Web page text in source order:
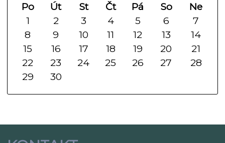
Po
Út St Čt Pá So
Ne
1
2 3 4 5 6
7
8
9 10 11 12 13
14
15
16 17 18 19 20
21
22
23 24 25 26 27
28
29
30